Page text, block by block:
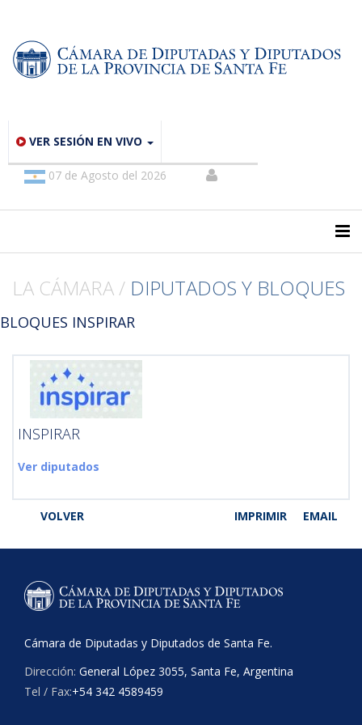
VER SESIÓN EN VIVO
07 de Agosto del 2026
LA CÁMARA / DIPUTADOS Y BLOQUES
BLOQUES INSPIRAR
INSPIRAR
Ver diputados
VOLVER EMAIL
IMPRIMIR
Cámara de Diputadas y Diputados de Santa Fe.
Dirección: General López 3055, Santa Fe, Argentina
Tel / Fax:+54 342 4589459